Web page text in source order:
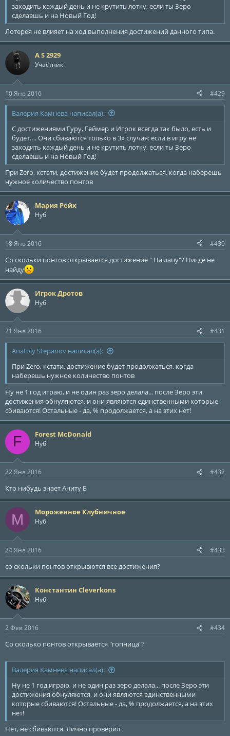
заходить каждый день и не крутить лотку, если ты Зеро
сделаешь и на Новый Год!
Лотерея не влияет на ход выполнения достижений данного типа.
A S 2929
Участник
10 Янв 2016 #429
Валерия Камнева написал(а):
С достижениями Гуру, Геймер и Игрок всегда так было, есть и
будет…. Они сбиваются только в 3х случая: если в игру не
заходить каждый день и не крутить лотку, если ты Зеро
сделаешь и на Новый Год!
При Zero, кстати, достижение будет продолжаться, когда наберешь
нужное количество понтов
Мария Рейх
Нуб
18 Янв 2016 #430
Со скольки понтов открывается достижение " На лапу"? Нигде не
найду
Игрок Дротов
Нуб
21 Янв 2016 #431
Anatoly Stepanov написал(а):
При Zero, кстати, достижение будет продолжаться, когда
наберешь нужное количество понтов
Ну не 1 год играю, и не один раз зеро делала... после Зеро эти
достижения обнуляются, и они являются единственными которые
сбиваются! Остальные - да, % продолжается, а на этих нет!
F Forest McDonald
Нуб
22 Янв 2016 #432
Кто нибудь знает Аниту Б
М Мороженное Клубничное
Нуб
24 Янв 2016 #433
со скольки понтов открывются все достижения?
Константин Cleverkons
Нуб
2 Фев 2016 #434
Со сколько понтов открывается "гопница"?
Валерия Камнева написал(а):
Ну не 1 год играю, и не один раз зеро делала... после Зеро эти
достижения обнуляются, и они являются единственными
которые сбиваются! Остальные - да, % продолжается, а на этих
нет!
Нет, не сбиваются. Лично проверил.